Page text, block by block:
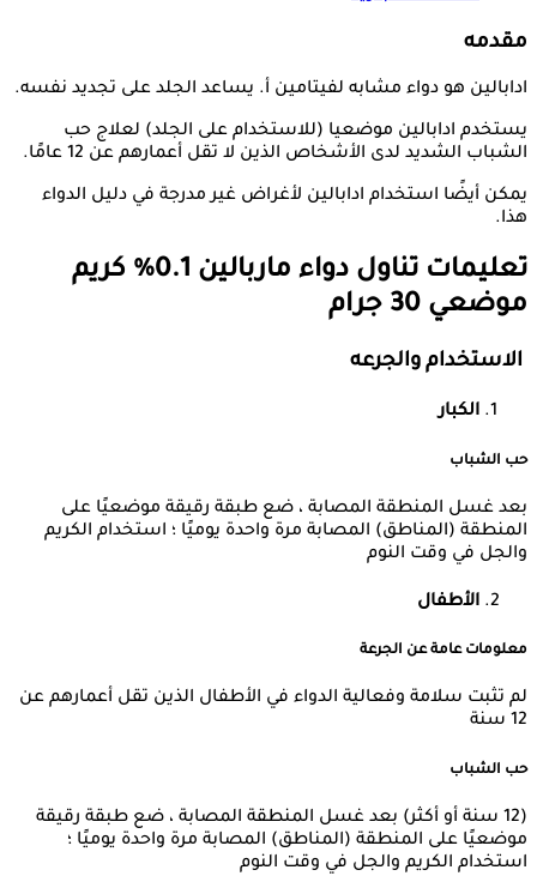
مقدمه
ادابالين هو دواء مشابه لفيتامين أ. يساعد الجلد على تجديد نفسه.
يستخدم ادابالين موضعيا (للاستخدام على الجلد) لعلاج حب
الشباب الشديد لدى الأشخاص الذين لا تقل أعمارهم عن 12 عامًا.
يمكن أيضًا استخدام ادابالين لأغراض غير مدرجة في دليل الدواء
هذا.
تعليمات تناول دواء
ماربالين 0.1% كريم
موضعي 30 جرام
الاستخدام والجرعه
الكبار
حب الشباب
بعد غسل المنطقة المصابة ، ضع طبقة رقيقة موضعيًا على
المنطقة (المناطق) المصابة مرة واحدة يوميًا ؛ استخدام الكريم
والجل في وقت النوم
الأطفال
معلومات عامة عن الجرعة
لم تثبت سلامة وفعالية الدواء في الأطفال الذين تقل أعمارهم عن
12 سنة
حب الشباب
(12 سنة أو أكثر) بعد غسل المنطقة المصابة ، ضع طبقة رقيقة
موضعيًا على المنطقة (المناطق) المصابة مرة واحدة يوميًا ؛
استخدام الكريم والجل في وقت النوم